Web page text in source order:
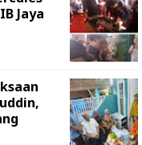
Jaya